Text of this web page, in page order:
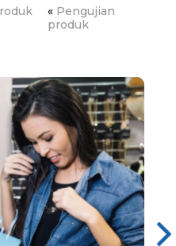
« Pengujian
produk